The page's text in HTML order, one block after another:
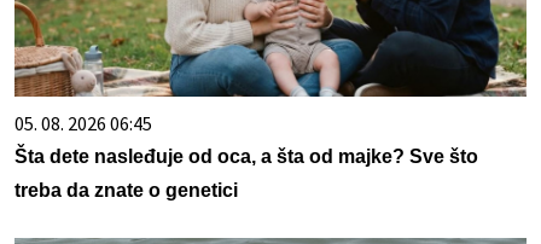
05. 08. 2026 06:45
Šta dete nasleđuje od oca, a šta od majke? Sve što
treba da znate o genetici